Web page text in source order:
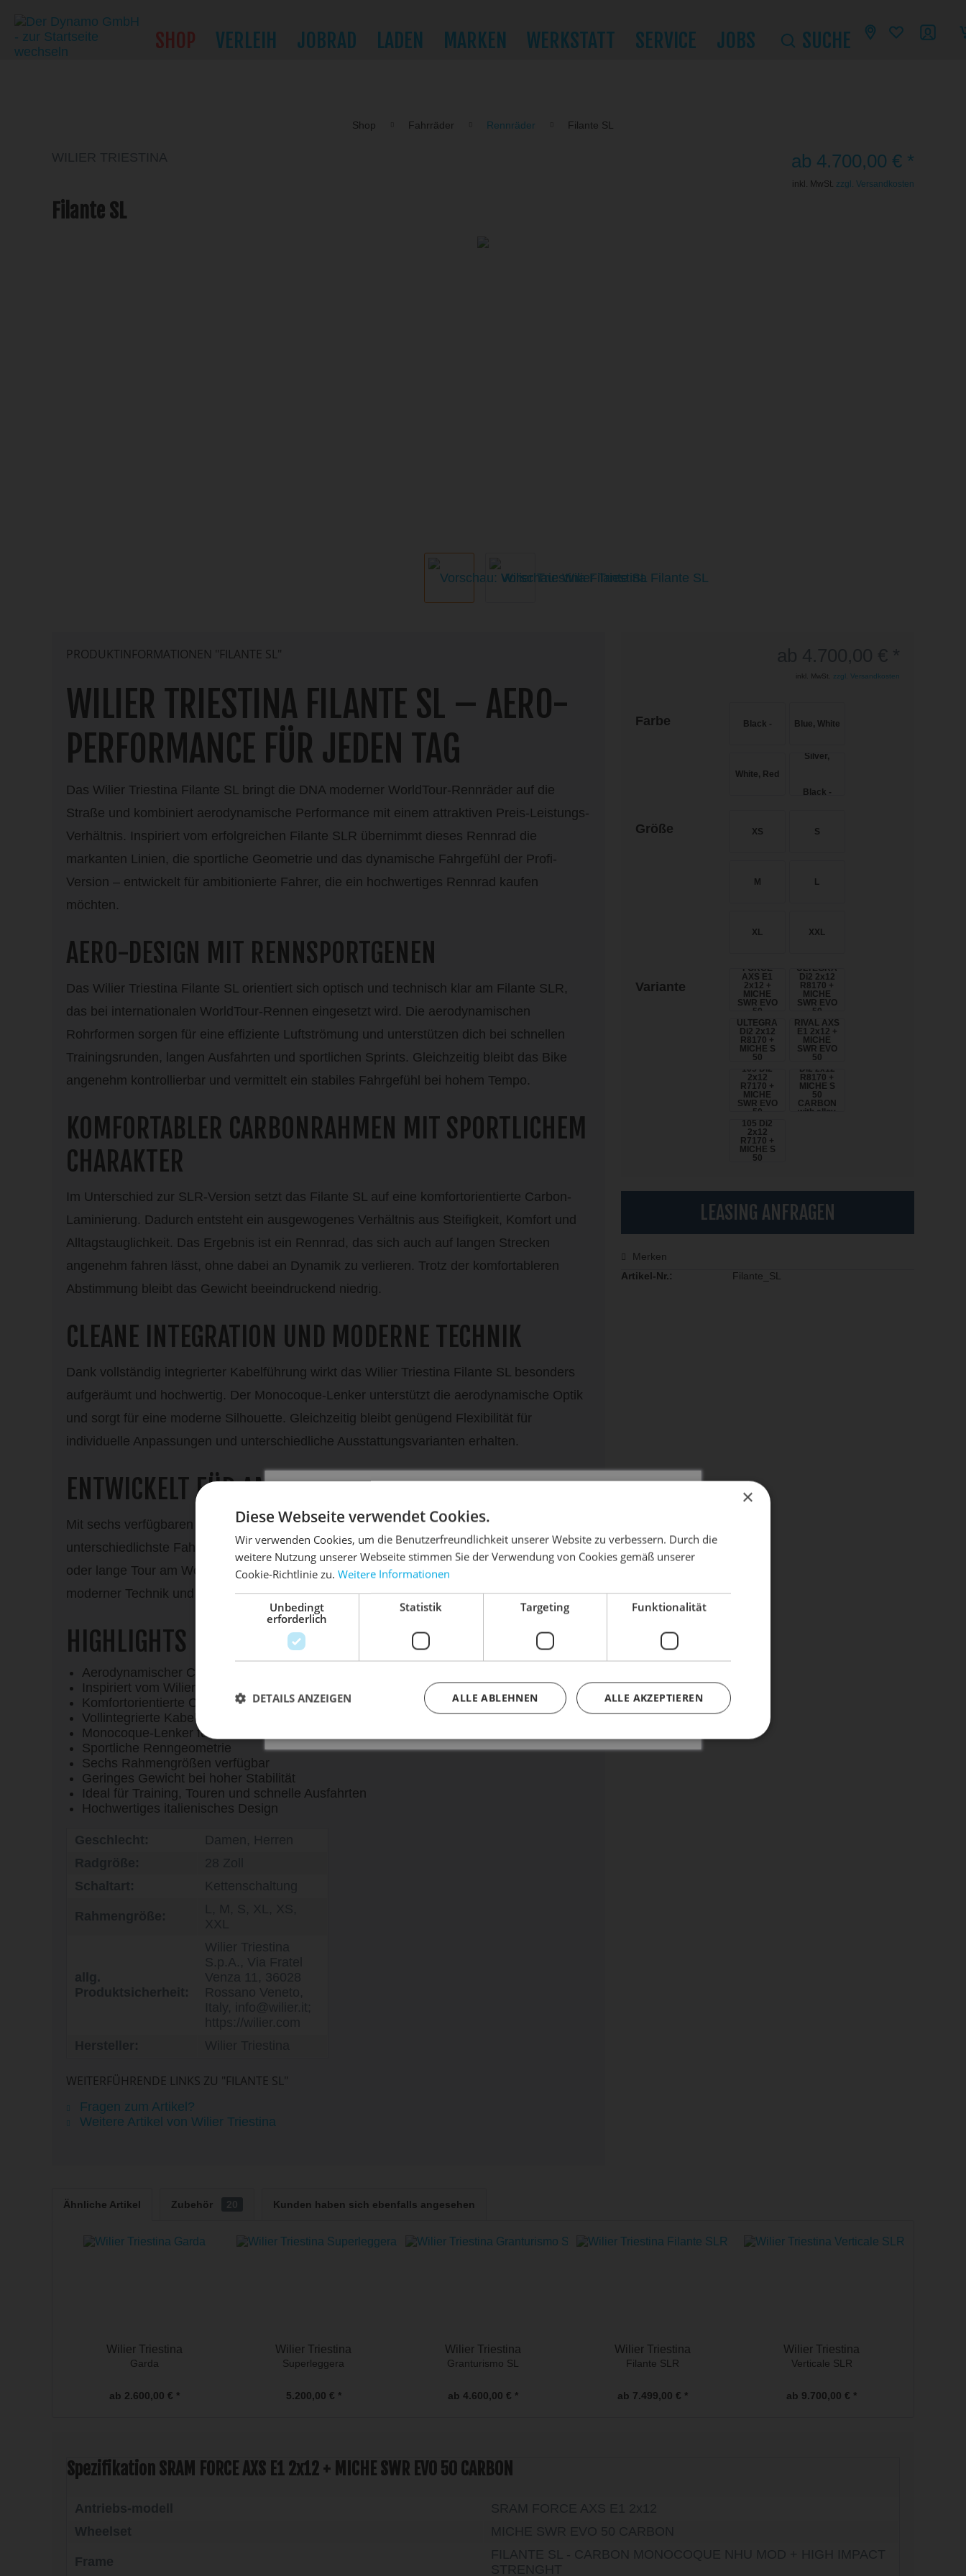
SHOP VERLEIH JOBRAD LADEN MARKEN WERKSTATT SERVICE JOBS SUCHE
Shop Fahrräder Rennräder Filante SL
WILIER TRIESTINA
Filante SL
ab 4.700,00 € *
inkl. MwSt. zzgl. Versandkosten
inkl. MwSt. zzgl. Versandkosten
Farbe
Größe XS S
M L
XL XXL
Variante
FORCE
AXS E1
2x12 +
MICHE
SWR EVO
50
CARBON
ULTEGRA
Di2 2x12
R8170 +
MICHE
SWR EVO
50
CARBON
ULTEGRA
Di2 2x12
R8170 +
MICHE S
50
RIVAL AXS
E1 2x12 +
MICHE
SWR EVO
50
SHIMANO
105 Di2
2x12
R7170 +
MICHE
SWR EVO
50
CARBON
SHIMANO
ULTEGRA
Di2 2x12
R8170 +
MICHE S
50
CARBON
with alloy
105 Di2
2x12
R7170 +
MICHE S
50
LEASING ANFRAGEN
Merken
Artikel-Nr.:
Filante_SL
PRODUKTINFORMATIONEN "FILANTE SL"
WILIER TRIESTINA FILANTE SL – AERO-
PERFORMANCE FÜR JEDEN TAG
Das Wilier Triestina Filante SL bringt die DNA moderner WorldTour-Rennräder auf die
Straße und kombiniert aerodynamische Performance mit einem attraktiven Preis-Leistungs-
Verhältnis. Inspiriert vom erfolgreichen Filante SLR übernimmt dieses Rennrad die
markanten Linien, die sportliche Geometrie und das dynamische Fahrgefühl der Profi-
Version – entwickelt für ambitionierte Fahrer, die ein hochwertiges Rennrad kaufen
möchten.
AERO-DESIGN MIT RENNSPORTGENEN
Das Wilier Triestina Filante SL orientiert sich optisch und technisch klar am Filante SLR,
das bei internationalen WorldTour-Rennen eingesetzt wird. Die aerodynamischen
Rohrformen sorgen für eine effiziente Luftströmung und unterstützen dich bei schnellen
Trainingsrunden, langen Ausfahrten und sportlichen Sprints. Gleichzeitig bleibt das Bike
angenehm kontrollierbar und vermittelt ein stabiles Fahrgefühl bei hohem Tempo.
KOMFORTABLER CARBONRAHMEN MIT SPORTLICHEM
CHARAKTER
Im Unterschied zur SLR-Version setzt das Filante SL auf eine komfortorientierte Carbon-
Laminierung. Dadurch entsteht ein ausgewogenes Verhältnis aus Steifigkeit, Komfort und
Alltagstauglichkeit. Das Ergebnis ist ein Rennrad, das sich auch auf langen Strecken
angenehm fahren lässt, ohne dabei an Dynamik zu verlieren. Trotz der komfortableren
Abstimmung bleibt das Gewicht beeindruckend niedrig.
CLEANE INTEGRATION UND MODERNE TECHNIK
Dank vollständig integrierter Kabelführung wirkt das Wilier Triestina Filante SL besonders
aufgeräumt und hochwertig. Der Monocoque-Lenker unterstützt die aerodynamische Optik
und sorgt für eine moderne Silhouette. Gleichzeitig bleibt genügend Flexibilität für
individuelle Anpassungen und unterschiedliche Ausstattungsvarianten erhalten.
ENTWICKELT FÜR AMBITIONIERTE FAHRER
Mit sechs verfügbaren Rahmengrößen bietet das Filante SL eine sportliche Sitzposition für
unterschiedlichste Fahrertypen. Egal ob schnelle Feierabendrunde, ambitioniertes Training
oder lange Tour am Wochenende – dieses Rennrad verbindet italienisches Design mit
moderner Technik und echter Rennsport-Performance.
HIGHLIGHTS
Aerodynamischer Carbonrahmen mit WorldTour-DNA
Inspiriert vom Wilier Filante SLR
Komfortorientierte Carbon-Laminierung
Vollintegrierte Kabelführung
Monocoque-Lenker für cleane Optik
Sportliche Renngeometrie
Sechs Rahmengrößen verfügbar
Geringes Gewicht bei hoher Stabilität
Ideal für Training, Touren und schnelle Ausfahrten
Hochwertiges italienisches Design
Geschlecht:
Damen, Herren
Schaltart:
Kettenschaltung
allg.
Produktsicherheit:
Wilier Triestina
S.p.A., Via Fratel
Venza 11, 36028
Rossano Veneto,
Italy, info@wilier.it;
https://wilier.com
WEITERFÜHRENDE LINKS ZU "FILANTE SL"
Fragen zum Artikel?
Weitere Artikel von Wilier Triestina
Ähnliche Artikel Zubehör 20 Kunden haben sich ebenfalls angesehen
Wilier Triestina
Garda
ab 2.600,00 € *
Wilier Triestina
Superleggera
5.200,00 € *
Wilier Triestina
Granturismo SL
ab 4.600,00 € *
Wilier Triestina
Filante SLR
ab 7.499,00 € *
Wilier Triestina
Verticale SLR
ab 9.700,00 € *
Spezifikation SRAM FORCE AXS E1 2x12 + MICHE SWR EVO 50 CARBON
Antriebs-modell
SRAM FORCE AXS E1 2x12
Frame
FILANTE SL - CARBON MONOCOQUE NHU MOD + HIGH IMPACT
STRENGHT
DIE SONNE LACHT, DEIN RAD ERWACHT
Mach dein Bike frühlingsfit - gönn ihm den Service, den es verdient!
Dein Bike braucht Service, Wartung oder ein Update?
×
Diese Webseite verwendet Cookies.
Wir verwenden Cookies, um die Benutzerfreundlichkeit unserer Website zu verbessern. Durch die
weitere Nutzung unserer Webseite stimmen Sie der Verwendung von Cookies gemäß unserer
Cookie-Richtlinie zu. Weitere Informationen
Unbedingt
erforderlich
Statistik Targeting Funktionalität
ALLE AKZEPTIEREN
ALLE ABLEHNEN
DETAILS ANZEIGEN